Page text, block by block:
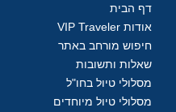
דף הבית
אודות VIP Traveler
חיפוש מורחב באתר
שאלות ותשובות
מסלולי טיול בחו"ל
מסלולי טיול מיוחדים